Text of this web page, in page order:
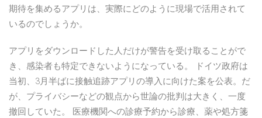
期待を集めるアプリは、実際にどのように現場で活用されて
いるのでしょうか。
アプリをダウンロードした人だけが警告を受け取ることがで
き、感染者も特定できないようになっている。 ドイツ政府は
当初、3月半ばに接触追跡アプリの導入に向けた案を公表。だ
が、プライバシーなどの観点から世論の批判は大きく、一度
撤回していた。 医療機関への診療予約から診療、薬や処方箋